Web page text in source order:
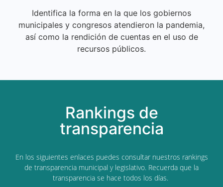
Identifica la forma en la que los gobiernos
municipales y congresos atendieron la pandemia,
así como la rendición de cuentas en el uso de
recursos públicos.
Rankings de
transparencia
En los siguientes enlaces puedes consultar nuestros rankings
de transparencia municipal y legislativo. Recuerda que la
transparencia se hace todos los días.